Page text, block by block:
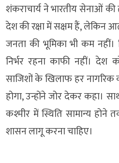
शंकराचार्य ने भारतीय सेनाओं
देश की रक्षा में सक्षम हैं, लेकिन
जनता की भूमिका भी कम
निर्भर रहना काफी नहीं।
साजिशों के खिलाफ हर
होगा, उन्होंने जोर देकर कहा।
कश्मीर में स्थिति सामान्य होने
शासन लागू करना चाहिए।